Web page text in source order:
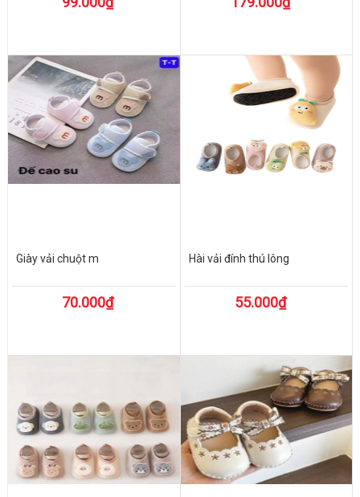
Giày vải chuột m
70.000₫
Hài vải đính thú lông
55.000₫